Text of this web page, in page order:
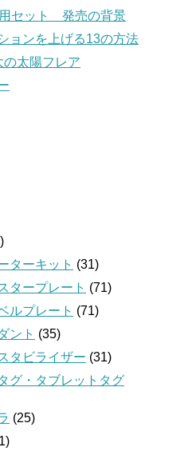
セット 発売の背景
ョンを上げる13の方法
太陽フレア
ターキット (31)
ープレート (71)
ルプレート (71)
ント (35)
タビライザー (31)
グ・タブレットタグ
(25)